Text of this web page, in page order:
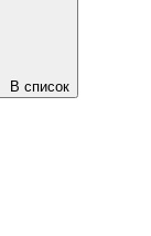
В список